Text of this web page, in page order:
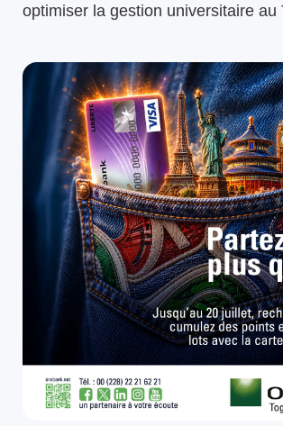
optimiser la gestion universitaire au